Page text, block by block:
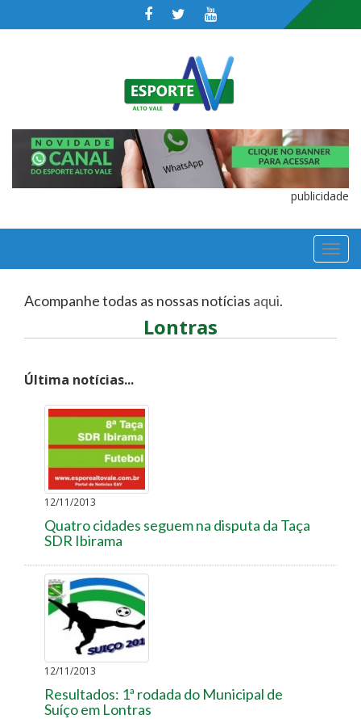
publicidade
Acompanhe todas as nossas notícias aqui.
Lontras
Última notícias...
12/11/2013
Quatro cidades seguem na disputa da Taça
SDR Ibirama
12/11/2013
Resultados: 1ª rodada do Municipal de
Suíço em Lontras